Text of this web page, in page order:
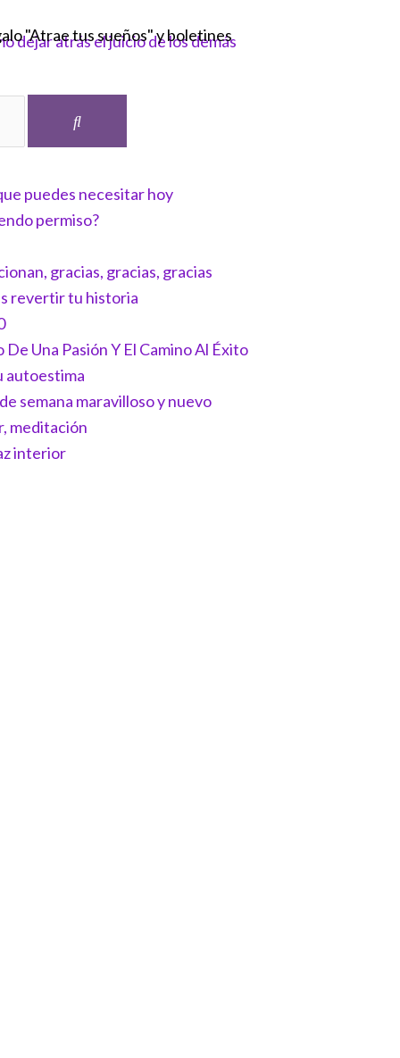
"Atrae tus sueños" y boletines
puedes necesitar hoy
permiso?
gracias, gracias, gracias
revertir tu historia
Una Pasión Y El Camino Al Éxito
autoestima
semana maravilloso y nuevo
meditación
interior